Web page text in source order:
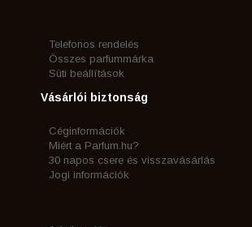
Telefonos rendelés
Összes parfummárka
Süti beállítások
Vásárlói biztonság
Céginformációk
Miért a Parfum.hu?
30 napos csere és visszavásárlás
Jogi információk